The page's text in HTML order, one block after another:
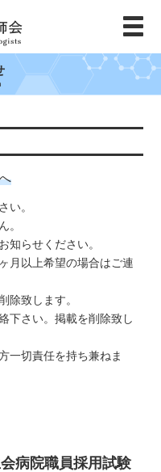
い。
。
知らせください。
月以上希望の場合はご連
除致します。
下さい。掲載を削除致し
一切責任を持ち兼ねま
病院職員採用試験